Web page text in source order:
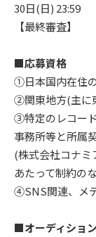
30日(日) 23:59
【最終審査
■応募資格
①日本国内在住
②関東地方(主に
③特定のレコー
事務所等と所属
(株式会社コナミ
あたって制約の
④SNS関連、メ
■オーディショ